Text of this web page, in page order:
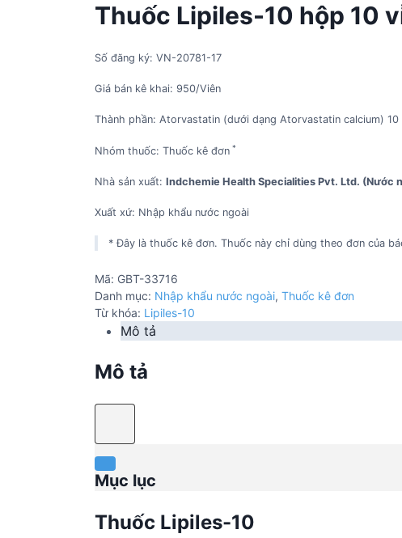
Thuốc Lipiles-10 hộp 10
Số đăng ký: VN-20781-17
Giá bán kê khai: 950/Viên
Thành phần: Atorvastatin (dưới dạng Atorvastatin calcium) 10
Nhóm thuốc: Thuốc kê đơn *
Nhà sản xuất: Indchemie Health Specialities Pvt. Ltd. (Nước
Xuất xứ: Nhập khẩu nước ngoài
* Đây là thuốc kê đơn. Thuốc này chỉ dùng theo đơn của
Mã: GBT-33716
Danh mục: Nhập khẩu nước ngoài, Thuốc kê đơn
Từ khóa: Lipiles-10
Mô tả
Mô tả
Mục lục
Thuốc Lipiles-10